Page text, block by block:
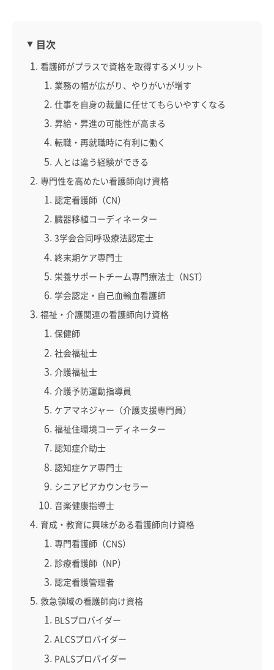
目次
看護師がプラスで資格を取得するメリット
業務の幅が広がり、やりがいが増す
仕事を自身の裁量に任せてもらいやすくなる
昇給・昇進の可能性が高まる
転職・再就職時に有利に働く
人とは違う経験ができる
専門性を高めたい看護師向け資格
認定看護師（CN）
臓器移植コーディネーター
3学会合同呼吸療法認定士
終末期ケア専門士
栄養サポートチーム専門療法士（NST）
学会認定・自己血輸血看護師
福祉・介護関連の看護師向け資格
保健師
社会福祉士
介護福祉士
介護予防運動指導員
ケアマネジャー（介護支援専門員）
福祉住環境コーディネーター
認知症介助士
認知症ケア専門士
シニアピアカウンセラー
音楽健康指導士
育成・教育に興味がある看護師向け資格
専門看護師（CNS）
診療看護師（NP）
認定看護管理者
救急領域の看護師向け資格
BLSプロバイダー
ALCSプロバイダー
PALSプロバイダー